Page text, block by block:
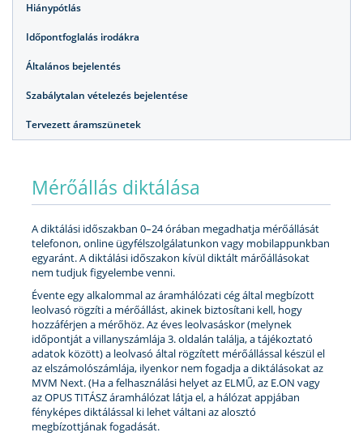
Hiánypótlás
Időpontfoglalás irodákra
Általános bejelentés
Szabálytalan vételezés bejelentése
Tervezett áramszünetek
Mérőállás diktálása
A diktálási időszakban 0–24 órában megadhatja mérőállását
telefonon, online ügyfélszolgálatunkon vagy mobilappunkban
egyaránt. A diktálási időszakon kívül diktált márőállásokat
nem tudjuk figyelembe venni.
Évente egy alkalommal az áramhálózati cég által megbízott
leolvasó rögzíti a mérőállást, akinek biztosítani kell, hogy
hozzáférjen a mérőhöz. Az éves leolvasáskor (melynek
időpontját a villanyszámlája 3. oldalán találja, a tájékoztató
adatok között) a leolvasó által rögzített mérőállással készül el
az elszámolószámlája, ilyenkor nem fogadja a diktálásokat az
MVM Next. (Ha a felhasználási helyet az ELMŰ, az E.ON vagy
az OPUS TITÁSZ áramhálózat látja el, a hálózat appjában
fényképes diktálással ki lehet váltani az alosztó
megbízottjának fogadását.